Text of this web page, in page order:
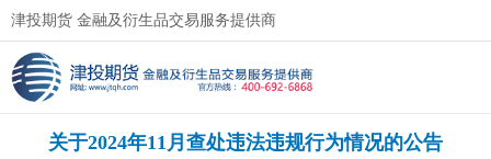
津投期货 金融及衍生品交易服务提供商
关于2024年11月查处违法违规行为情况的公告